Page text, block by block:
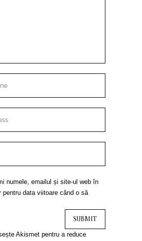
numele, emailul și site-ul web în
pentru data viitoare când o să
Akismet pentru a reduce